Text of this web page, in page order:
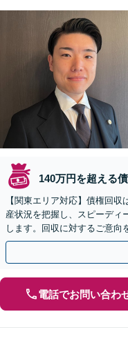
140万円を超える
【関東エリア対応】債権回
産状況を把握し、スピーディ
します。回収に対するご意向
す【休日・夜間相談対応】
電話でお問い合わ